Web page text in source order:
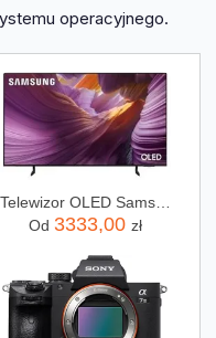
operacyjnego.
Telewizor OLED Samsung QE55S85FAU 55 cali 4K UHD
Od 3333,00 zł